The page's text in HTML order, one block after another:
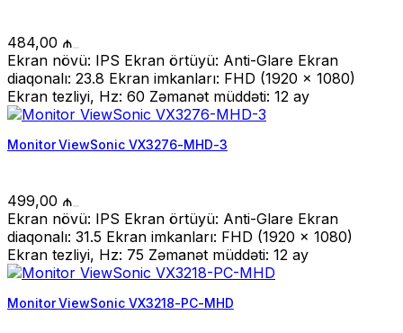
484,00 ₼
Ekran növü: IPS Ekran örtüyü: Anti-Glare Ekran
diaqonalı: 23.8 Ekran imkanları: FHD (1920 x 1080)
Ekran tezliyi, Hz: 60 Zəmanət müddəti: 12 ay
Monitor ViewSonic VX3276-MHD-3
499,00 ₼
Ekran növü: IPS Ekran örtüyü: Anti-Glare Ekran
diaqonalı: 31.5 Ekran imkanları: FHD (1920 x 1080)
Ekran tezliyi, Hz: 75 Zəmanət müddəti: 12 ay
Monitor ViewSonic VX3218-PC-MHD